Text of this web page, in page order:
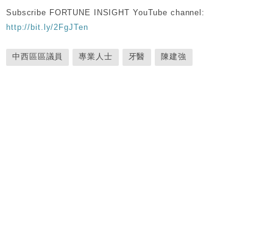
Subscribe FORTUNE INSIGHT YouTube channel:
http://bit.ly/2FgJTen
中西區區議員 專業人士 牙醫 陳建強